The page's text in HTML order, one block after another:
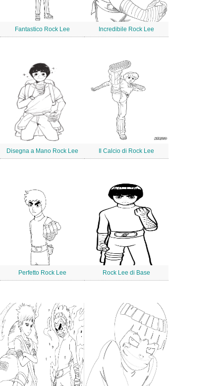
Fantastico Rock Lee Incredibile Rock Lee
Disegna a Mano Rock Lee Il Calcio di Rock Lee
Perfetto Rock Lee Rock Lee di Base